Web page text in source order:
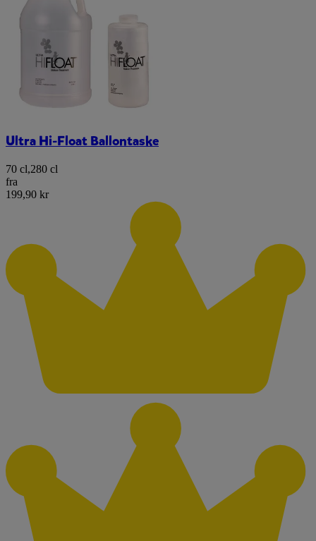
Ultra Hi-Float Ballontaske
70 cl,280 cl
fra
199,90 kr